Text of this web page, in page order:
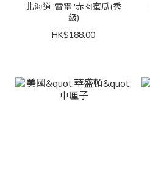
北海道"雷電"赤肉蜜瓜(秀
級)
HK$188.00